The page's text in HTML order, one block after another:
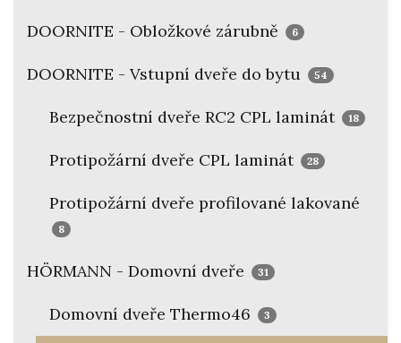
DOORNITE - Obložkové zárubně 6
DOORNITE - Vstupní dveře do bytu 54
Bezpečnostní dveře RC2 CPL laminát 18
Protipožární dveře CPL laminát 28
Protipožární dveře profilované lakované
8
HÖRMANN - Domovní dveře 31
Domovní dveře Thermo46 3